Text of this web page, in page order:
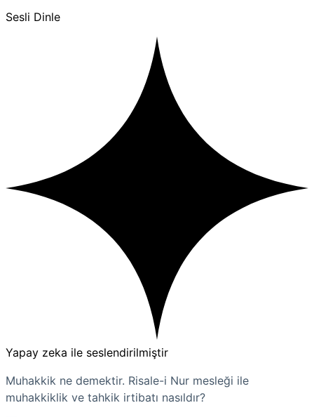
Sesli Dinle
Yapay zeka ile seslendirilmiştir
Muhakkik ne demektir. Risale-i Nur mesleği ile
muhakkiklik ve tahkik irtibatı nasıldır?